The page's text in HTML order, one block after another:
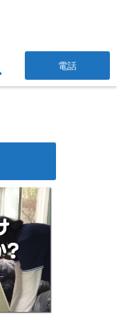
電話